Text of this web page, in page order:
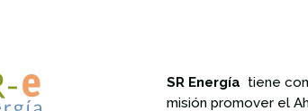
SR Energía tiene
misión promover el